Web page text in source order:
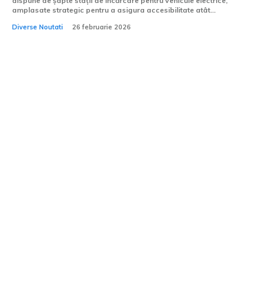
amplasate strategic pentru a asigura accesibilitate atât...
Diverse Noutati 26 februarie 2026